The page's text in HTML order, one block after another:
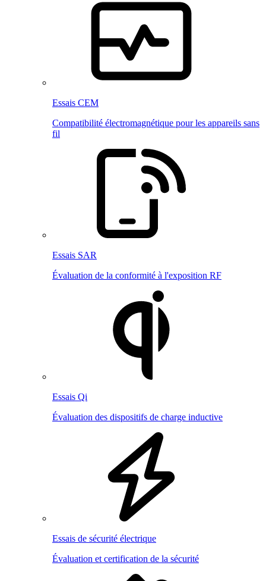
Essais CEM
Compatibilité électromagnétique pour les appareils sans
fil
Essais SAR
Évaluation de la conformité à l'exposition RF
Essais Qi
Évaluation des dispositifs de charge inductive
Essais de sécurité électrique
Évaluation et certification de la sécurité